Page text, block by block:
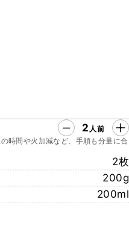
2 人前
時間や火加減など、手順も分量に合
2枚
200g
200ml